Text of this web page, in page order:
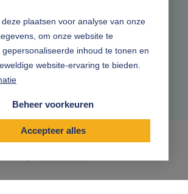
plaatsen voor analyse van onze
om onze website te
inhoud te tonen en
website-ervaring te bieden.
Beheer voorkeuren
Accepteer alles
Volg ons online